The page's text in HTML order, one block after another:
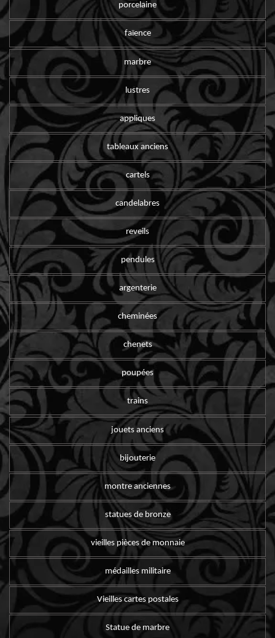
porcelaine
faïence
marbre
lustres
appliques
tableaux anciens
cartels
candelabres
reveils
pendules
argenterie
cheminées
chenets
poupées
trains
jouets anciens
bijouterie
montre anciennes
statues de bronze
vieilles pièces de monnaie
médailles militaire
Vieilles cartes postales
Statue de marbre